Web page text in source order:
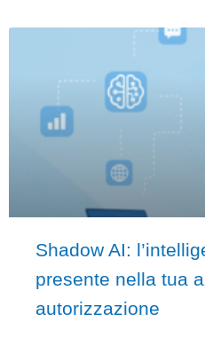
Shadow AI:
presente nella tua
autorizzazione